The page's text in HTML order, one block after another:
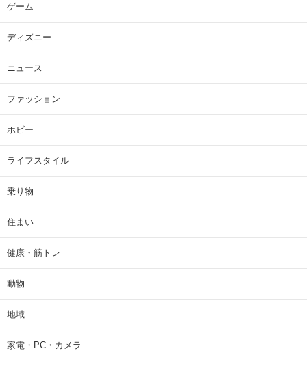
ゲーム
ディズニー
ニュース
ファッション
ホビー
ライフスタイル
乗り物
住まい
健康・筋トレ
動物
地域
家電・PC・カメラ